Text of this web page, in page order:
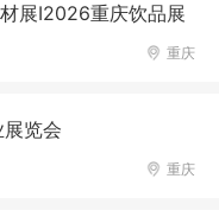
展I2026重庆饮品展
重庆
览会
重庆